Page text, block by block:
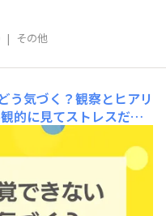
| その他
う気づく？観察とヒアリ
的に見てストレスだと
つ蓄積する小さなスト
ストレスを自覚できない
影響が大きくなり、仕事
ため注意が必要になりま
も、相談や受診に踏み